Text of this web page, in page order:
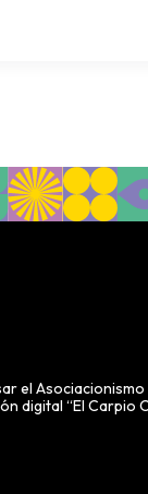
el
digital “El Carpio